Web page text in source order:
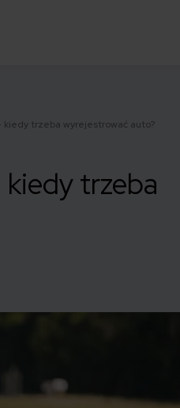
trzeba wyrejestrować auto?
trzeba